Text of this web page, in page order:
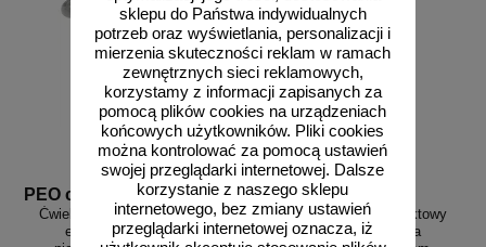
sklepu do Państwa indywidualnych
potrzeb oraz wyświetlania, personalizacji i
mierzenia skuteczności reklam w ramach
zewnętrznych sieci reklamowych,
korzystamy z informacji zapisanych za
pomocą plików cookies na urządzeniach
końcowych użytkowników. Pliki cookies
można kontrolować za pomocą ustawień
swojej przeglądarki internetowej. Dalsze
korzystanie z naszego sklepu
internetowego, bez zmiany ustawień
przeglądarki internetowej oznacza, iż
PEO cwiek 25
Ćwiek chodnikowy - punktowy
element dotykowy dla
PEO cwiek 100
Ćwiek chodnikowy - punktowy
element dotykowy dla